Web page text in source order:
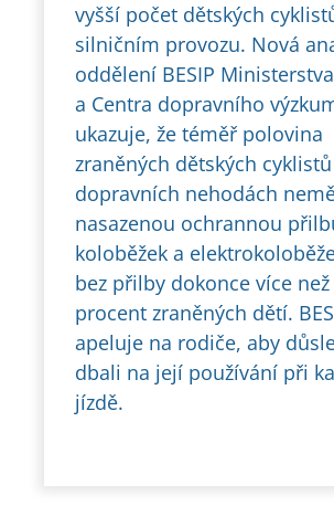
vyšší počet dětských
silničním provozu. Nová
oddělení BESIP
a Centra dopravního
ukazuje, že téměř polovina
zraněných dětských
dopravních nehodách
nasazenou ochrannou
koloběžek a
bez přilby dokonce více než
procent zraněných dětí.
apeluje na rodiče, aby
dbali na její používání při
jízdě.